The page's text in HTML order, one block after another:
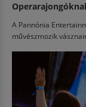
A Pannónia
művészmozik